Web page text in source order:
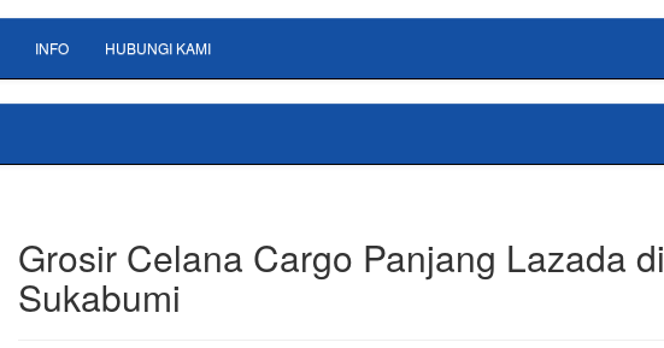
INFO HUBUNGI KAMI
Grosir Celana Cargo Panjang Lazada di
Sukabumi